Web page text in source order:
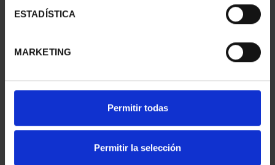
ESTADÍSTICA
MARKETING
Permitir todas
Permitir la selección
- BILBAO
73,00 €
- DONOSTIA